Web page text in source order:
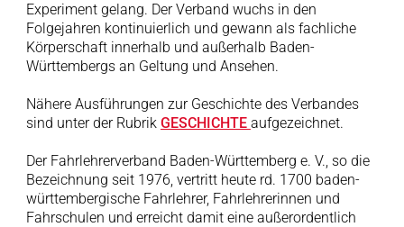
Experiment gelang. Der Verband wuchs in den
Folgejahren kontinuierlich und gewann als fachliche
Körperschaft innerhalb und außerhalb Baden-
Württembergs an Geltung und Ansehen.
Nähere Ausführungen zur Geschichte des Verbandes
sind unter der Rubrik GESCHICHTE aufgezeichnet.
Der Fahrlehrerverband Baden-Württemberg e. V., so die
Bezeichnung seit 1976, vertritt heute rd. 1700 baden-
württembergische Fahrlehrer, Fahrlehrerinnen und
Fahrschulen und erreicht damit eine außerordentlich